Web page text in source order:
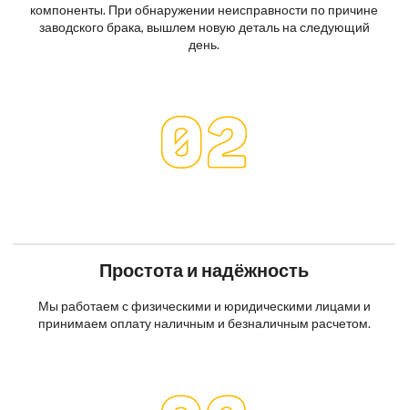
компоненты. При обнаружении неисправности по причине
заводского брака, вышлем новую деталь на следующий
день.
Простота и надёжность
Мы работаем с физическими и юридическими лицами и
принимаем оплату наличным и безналичным расчетом.